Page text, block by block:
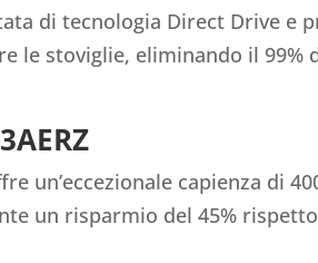
di tecnologia Direct Drive e
le stoviglie, eliminando il 99%
un’eccezionale capienza di
un risparmio del 45%